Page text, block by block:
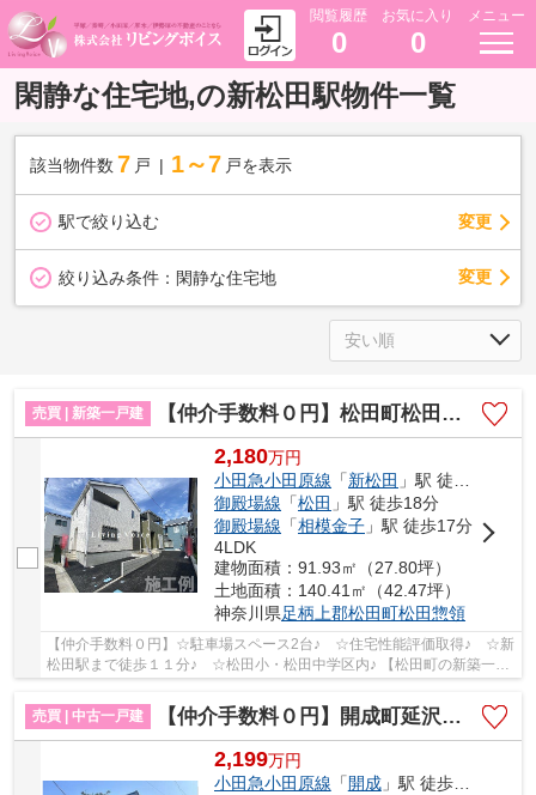
閲覧履歴
0
お気に入り
0
メニュー
閑静な住宅地,の新松田駅物件一覧
該当物件数 7 戸 1～7 戸を表示
駅で絞り込む 変更
絞り込み条件： 閑静な住宅地 変更
売買 | 新築一戸建 【仲介手数料０円】松田町松田惣領第26 新築一戸建て 全２棟
2,180万円
小田急小田原線 「新松田 」駅 徒歩11分
御殿場線 「松田 」駅 徒歩18分
御殿場線 「相模金子 」駅 徒歩17分
4LDK
建物面積：91.93㎡（27.80坪）
土地面積：140.41㎡（42.47坪）
神奈川県足柄上郡松田町松田惣領
【仲介手数料０円】☆駐車場スペース2台♪ ☆住宅性能評価取得♪ ☆新
松田駅まで徒歩１１分♪ ☆松田小・松田中学区内♪ 【松田町の新築一戸
売買 | 中古一戸建
【仲介手数料０円】開成町延沢 中古一戸建て
2,199万円
小田急小田原線 「開成」駅 徒歩30分